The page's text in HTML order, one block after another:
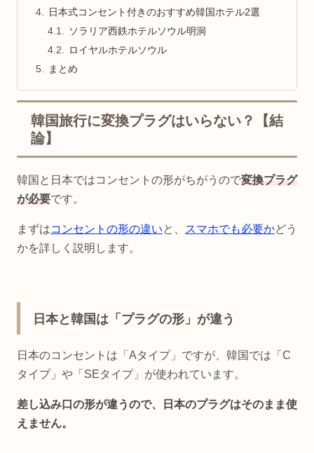
日本式コンセント付きのおすすめ韓国ホテル2選
ソラリア西鉄ホテルソウル明洞
ロイヤルホテルソウル
まとめ
韓国旅行に変換プラグはいらない？【結
論】
韓国と日本ではコンセントの形がちがうので変換プラグ
が必要です。
まずはコンセントの形の違いと、 スマホでも必要かどう
かを詳しく説明します。
日本と韓国は「プラグの形」が違う
日本のコンセントは「Aタイプ」ですが、韓国では「C
タイプ」や「SEタイプ」が使われています。
差し込み口の形が違うので、日本のプラグはそのまま使
えません。